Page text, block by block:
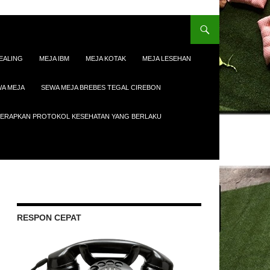
MEJA IBM MEJA KOTAK MEJA LESEHAN
MEJA SEWA MEJA BREBES TEGAL CIREBON
PROTOKOL KESEHATAN YANG BERLAKU
RESPON CEPAT